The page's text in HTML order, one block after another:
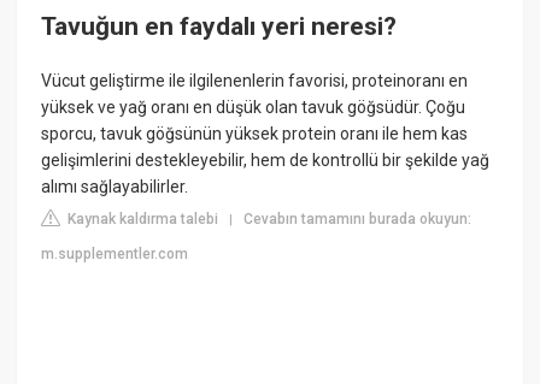
Tavuğun en faydalı yeri neresi?
Vücut geliştirme ile ilgilenenlerin favorisi, proteinoranı en
yüksek ve yağ oranı en düşük olan tavuk göğsüdür. Çoğu
sporcu, tavuk göğsünün yüksek protein oranı ile hem kas
gelişimlerini destekleyebilir, hem de kontrollü bir şekilde yağ
alımı sağlayabilirler.
Kaynak kaldırma talebi |Cevabın tamamını burada okuyun:
m.supplementler.com